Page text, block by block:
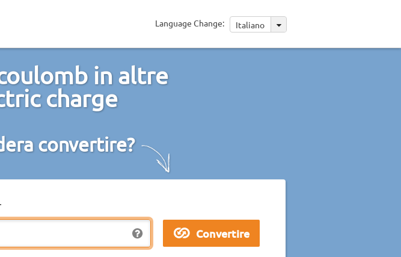
Language Change: Italiano
in altre
charge
convertire?